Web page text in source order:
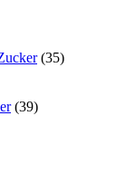
(35)
(39)